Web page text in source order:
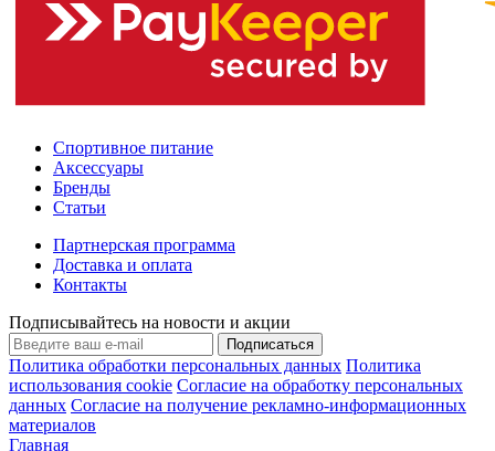
Спортивное питание
Аксессуары
Бренды
Статьи
Партнерская программа
Доставка и оплата
Контакты
Подписывайтесь на новости и акции
Подписаться
Политика обработки персональных данных Политика
использования cookie Согласие на обработку персональных
данных Согласие на получение рекламно-информационных
материалов
Главная